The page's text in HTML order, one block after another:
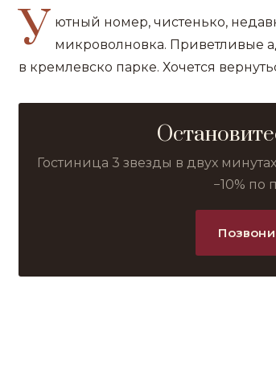
У ютный номер, чистенько,
микроволновка. Приветливые
в кремлевско парке. Хочется
Гостиница 3 звезды в двух
−10%